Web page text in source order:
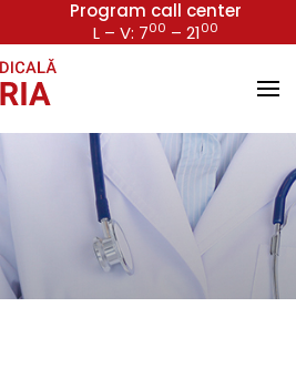
Program call center
L – V: 700 – 2100